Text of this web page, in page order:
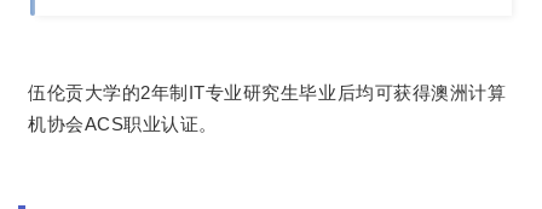
伍伦贡大学的2年制IT专业研究生毕业后均可获得澳洲计算
机协会ACS职业认证。